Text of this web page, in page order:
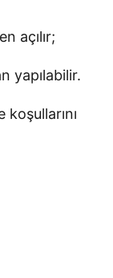
açılır;
yapılabilir.